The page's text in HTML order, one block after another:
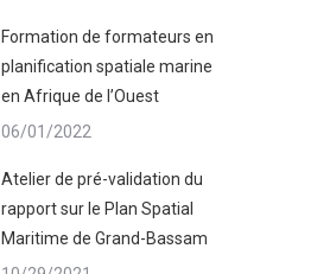
Formation de formateurs en
planification spatiale marine
en Afrique de l’Ouest
06/01/2022
Atelier de pré-validation du
rapport sur le Plan Spatial
Maritime de Grand-Bassam